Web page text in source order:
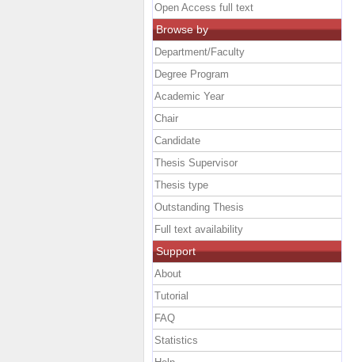
Open Access full text
Browse by
Department/Faculty
Degree Program
Academic Year
Chair
Candidate
Thesis Supervisor
Thesis type
Outstanding Thesis
Full text availability
Support
About
Tutorial
FAQ
Statistics